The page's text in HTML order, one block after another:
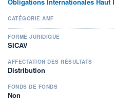
CATÉGORIE AMF
FORME JURIDIQUE
SICAV
AFFECTATION DES RÉSULTATS
Distribution
FONDS DE FONDS
Non